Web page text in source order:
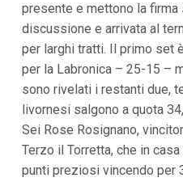
presente e mettono la firma
discussione e arrivata al
per larghi tratti. Il primo set
per la Labronica – 25-15 –
sono rivelati i restanti due,
livornesi salgono a quota
Sei Rose Rosignano,
Terzo il Torretta, che in
punti preziosi vincendo per